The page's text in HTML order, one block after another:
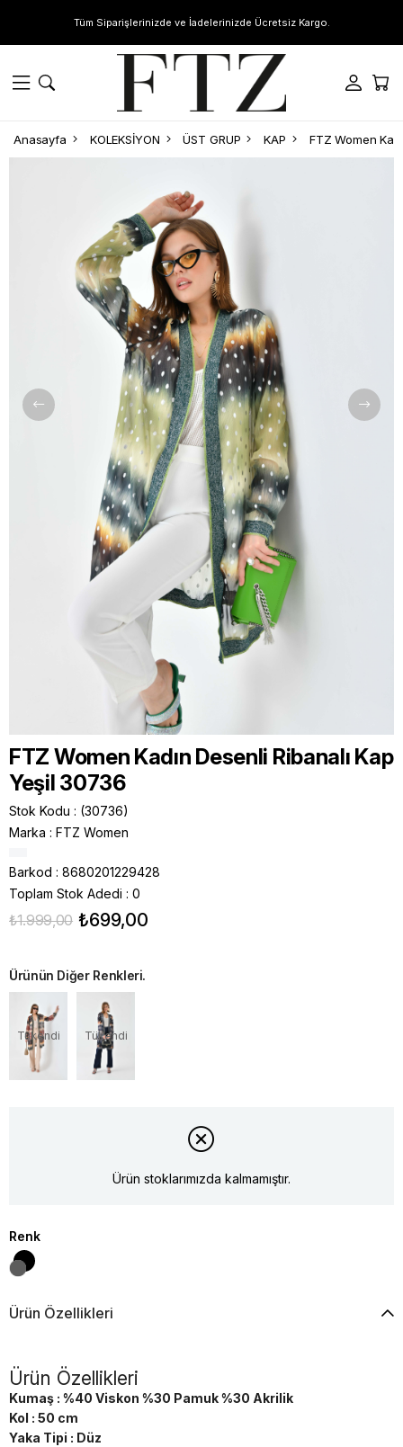
Tüm Siparişlerinizde ve İadelerinizde Ücretsiz Kargo.
Anasayfa KOLEKSİYON ÜST GRUP KAP FTZ Women
FTZ Women Kadın Desenli Ribanalı Kap
Yeşil 30736
Stok Kodu
(30736)
Marka : FTZ Women
Barkod : 8680201229428
Toplam Stok Adedi : 0
₺1.999,00 ₺699,00
Ürünün Diğer Renkleri.
Tükendi Tükendi
Ürün stoklarımızda kalmamıştır.
Renk
Ürün Özellikleri
Ürün Özellikleri
Kumaş : %40 Viskon %30 Pamuk %30 Akrilik
Kol : 50 cm
Yaka Tipi : Düz